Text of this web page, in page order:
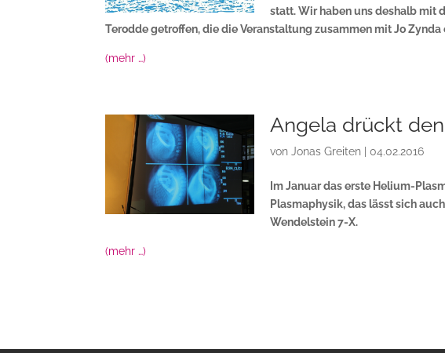
statt. Wir haben uns deshalb mit
Terodde getroffen, die die Veranstaltung zusammen mit Jo Zynda
(mehr …)
Angela drückt
vonJonas Greiten |04.02.2016
Im Januar das erste Helium-
Plasmaphysik, das lässt sich
Wendelstein 7-X.
(mehr …)